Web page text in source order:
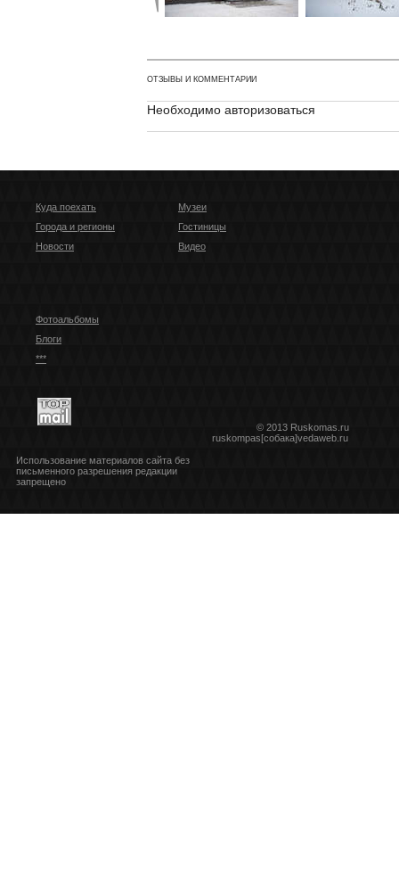
ОТЗЫВЫ И КОММЕНТАРИИ
Необходимо авторизоваться
Куда поехать
Города и регионы
Новости
Музеи
Гостиницы
Видео
Фотоальбомы
Блоги
***
© 2013 Ruskomas.ru
ruskompas[собака]vedaweb.ru
Использование материалов сайта без
письменного разрешения редакции
запрещено